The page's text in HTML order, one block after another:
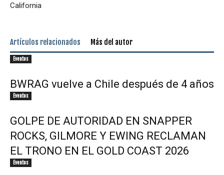
California
Artículos relacionados Más del autor
Eventos
BWRAG vuelve a Chile después de 4 años
Eventos
GOLPE DE AUTORIDAD EN SNAPPER
ROCKS, GILMORE Y EWING RECLAMAN
EL TRONO EN EL GOLD COAST 2026
Eventos